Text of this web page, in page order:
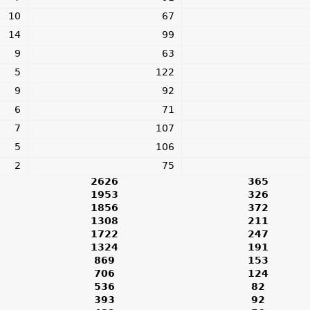
67
10
99
14
63
9
122
5
92
9
71
6
107
7
106
5
75
2
365
2626
326
1953
372
1856
211
1308
247
1722
191
1324
153
869
124
706
82
536
92
393